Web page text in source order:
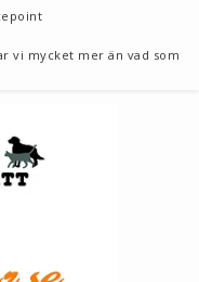
vi mycket mer än vad som